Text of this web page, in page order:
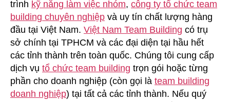
trình kỹ năng làm việc nhóm, công ty tổ chức team
building chuyên nghiệp và uy tín chất lượng hàng
đầu tại Việt Nam. Việt Nam Team Building có trụ
sở chính tại TPHCM và các đại diện tại hầu hết
các tỉnh thành trên toàn quốc. Chúng tôi cung cấp
dịch vụ tổ chức team building trọn gói hoặc từng
phần cho doanh nghiệp (còn gọi là team building
doanh nghiệp) tại tất cả các tỉnh thành. Nếu quý